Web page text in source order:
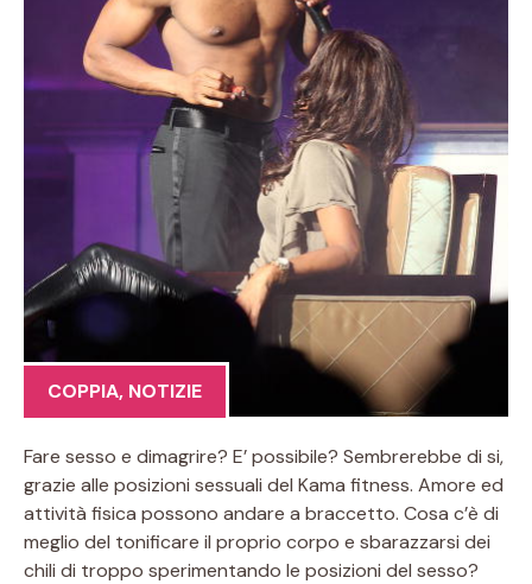
COPPIA, NOTIZIE
Fare sesso e dimagrire? E’ possibile? Sembrerebbe di si,
grazie alle posizioni sessuali del Kama fitness. Amore ed
attività fisica possono andare a braccetto. Cosa c’è di
meglio del tonificare il proprio corpo e sbarazzarsi dei
chili di troppo sperimentando le posizioni del sesso?